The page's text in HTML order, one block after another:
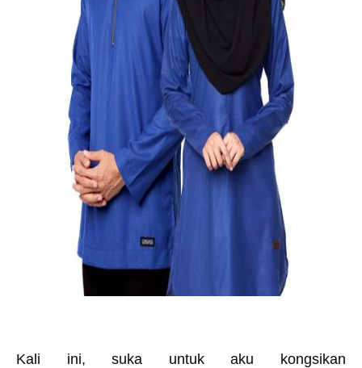
Kali ini, suka untuk aku kongsikan